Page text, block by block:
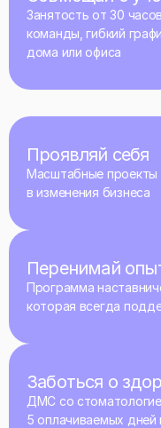
Занятость от 30
команды, гибкий
дома или офиса
Проявляй себя
Масштабные проекты
в изменения бизнеса
Перенимай
Программа
которая всегда
Заботься о
ДМС со
5 оплачиваемых дней